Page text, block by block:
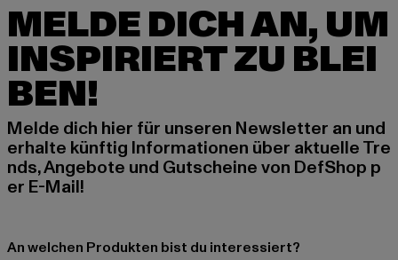
MELDE DICH AN, UM
INSPIRIERT ZU BLEI
BEN!
Melde dich hier für unseren Newsletter an und
erhalte künftig Informationen über aktuelle Tre
nds, Angebote und Gutscheine von DefShop p
er E-Mail!
An welchen Produkten bist du interessiert?